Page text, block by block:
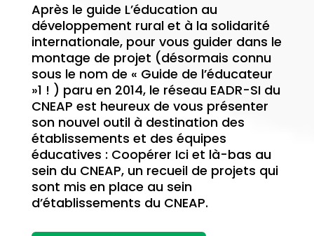
Après le guide L’éducation au
développement rural et à la solidarité
internationale, pour vous guider dans le
montage de projet (désormais connu
sous le nom de « Guide de l’éducateur
»1 ! ) paru en 2014, le réseau EADR-SI du
CNEAP est heureux de vous présenter
son nouvel outil à destination des
établissements et des équipes
éducatives : Coopérer Ici et là-bas au
sein du CNEAP, un recueil de projets qui
sont mis en place au sein
d’établissements du CNEAP.